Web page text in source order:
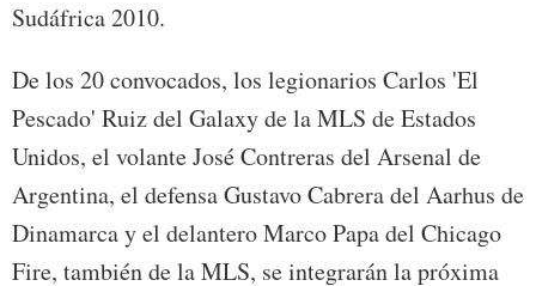
Sudáfrica 2010.
De los 20 convocados, los legionarios Carlos 'El
Pescado' Ruiz del Galaxy de la MLS de Estados
Unidos, el volante José Contreras del Arsenal de
Argentina, el defensa Gustavo Cabrera del Aarhus de
Dinamarca y el delantero Marco Papa del Chicago
Fire, también de la MLS, se integrarán la próxima